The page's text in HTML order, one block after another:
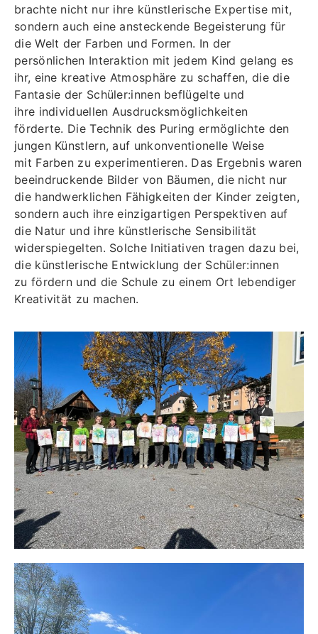
brachte nicht nur ihre künstlerische Expertise mit,
sondern auch eine ansteckende Begeisterung für
die Welt der Farben und Formen. In der
persönlichen Interaktion mit jedem Kind gelang es
ihr, eine kreative Atmosphäre zu schaffen, die die
Fantasie der Schüler:innen beflügelte und
ihre individuellen Ausdrucksmöglichkeiten
förderte. Die Technik des Puring ermöglichte den
jungen Künstlern, auf unkonventionelle Weise
mit Farben zu experimentieren. Das Ergebnis waren
beeindruckende Bilder von Bäumen, die nicht nur
die handwerklichen Fähigkeiten der Kinder zeigten,
sondern auch ihre einzigartigen Perspektiven auf
die Natur und ihre künstlerische Sensibilität
widerspiegelten. Solche Initiativen tragen dazu bei,
die künstlerische Entwicklung der Schüler:innen
zu fördern und die Schule zu einem Ort lebendiger
Kreativität zu machen.